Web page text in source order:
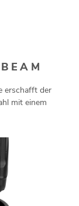
erschafft der
mit einem